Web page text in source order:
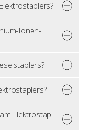
Ionen-
Elek­tro­stap­